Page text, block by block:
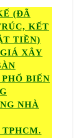
(ĐÃ
KẾT
TIỀN)
XÂY
BIẾN
NHÀ